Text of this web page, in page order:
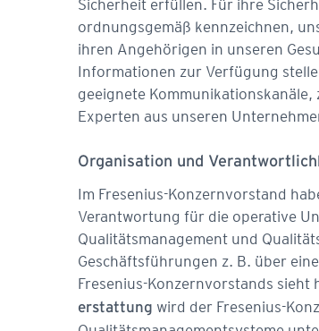
Sicherheit erfüllen. Für ihre
ordnungsgemäß kennzeichnen,
ihren Angehörigen in unseren
Informationen zur Verfügung
geeignete
Experten aus unseren
Organisation und
Im Fresenius-Konzernvorstand
Verantwortung für die operative
Qualitätsmanagement und
Geschäftsführungen z. B. über
Fresenius-Konzernvorstands sieht
erstattung wird der Fresenius-